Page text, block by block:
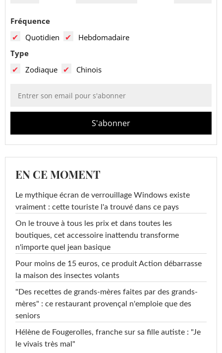
Fréquence
Quotidien
Hebdomadaire
Type
Zodiaque
Chinois
EN CE MOMENT
Le mythique écran de verrouillage Windows existe
vraiment : cette touriste l'a trouvé dans ce pays
On le trouve à tous les prix et dans toutes les
boutiques, cet accessoire inattendu transforme
n'importe quel jean basique
Pour moins de 15 euros, ce produit Action débarrasse
la maison des insectes volants
"Des recettes de grands-mères faites par des grands-
mères" : ce restaurant provençal n'emploie que des
seniors
Hélène de Fougerolles, franche sur sa fille autiste : "Je
le vivais très mal"